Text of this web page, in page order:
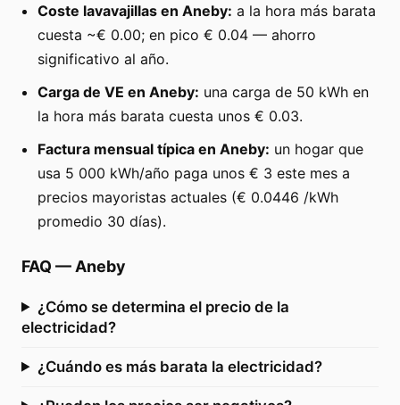
Coste lavavajillas en Aneby: a la hora más barata
cuesta ~€ 0.00; en pico € 0.04 — ahorro
significativo al año.
Carga de VE en Aneby: una carga de 50 kWh en
la hora más barata cuesta unos € 0.03.
Factura mensual típica en Aneby: un hogar que
usa 5 000 kWh/año paga unos € 3 este mes a
precios mayoristas actuales (€ 0.0446 /kWh
promedio 30 días).
FAQ — Aneby
¿Cómo se determina el precio de la
electricidad?
¿Cuándo es más barata la electricidad?